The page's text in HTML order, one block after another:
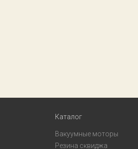
Каталог
Вакуумные моторы
Резина сквиджа